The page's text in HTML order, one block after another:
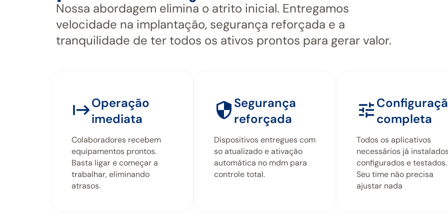
Nossa abordagem elimina o atrito inicial. Entregamos
velocidade na implantação, segurança reforçada e a
tranquilidade de ter todos os ativos prontos para gerar valor.
Operação
imediata
Colaboradores recebem
equipamentos prontos.
Basta ligar e começar a
trabalhar, eliminando
atrasos.
Segurança
reforçada
Dispositivos entregues com
so atualizado e ativação
automática no mdm para
controle total.
completa
Todos os aplicativos
necessários já
configurados e testados.
Seu time não precisa
ajustar nada